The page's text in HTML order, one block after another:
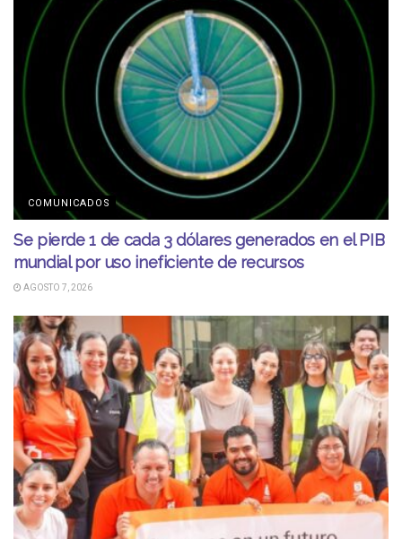
COMUNICADOS
Se pierde 1 de cada 3 dólares generados en el PIB
mundial por uso ineficiente de recursos
AGOSTO 7, 2026